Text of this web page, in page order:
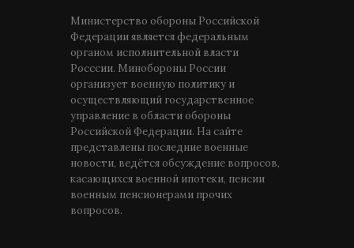
Министерство обороны Российской
Федерации является федеральным
органом исполнительной власти
Росссии. Минобороны России
организует военную политику и
осуществляющий государственное
управление в области обороны
Российской Федерации. На сайте
представлены последние военные
новости, ведётся обсуждение вопросов,
касающихся военной ипотеки, пенсии
военным пенсионерами прочих
вопросов.